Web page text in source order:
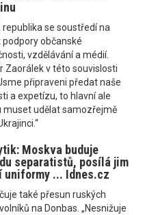
republika se soustředí na
podpory občanské
vzdělávání a médií.
Zaorálek v této souvislosti
připraveni předat naše
a expetízu, to hlavní ale
muset udělat samozřejmě
Moskva buduje
separatistů, posílá jim
uniformy ... Idnes.cz
také přesun ruských
na Donbas. „Nesnižuje